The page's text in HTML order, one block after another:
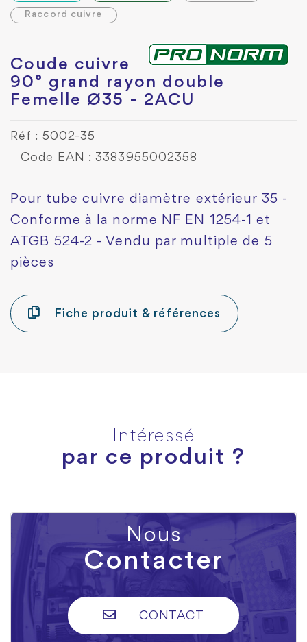
Raccord cuivre
Coude cuivre
90° grand rayon double
Femelle Ø35 - 2ACU
Réf : 5002-35
Code EAN : 3383955002358
Pour tube cuivre diamètre extérieur 35 -
Conforme à la norme NF EN 1254-1 et
ATGB 524-2 - Vendu par multiple de 5
pièces
Fiche produit & références
Intéressé
par ce produit ?
Nous
Contacter
CONTACT